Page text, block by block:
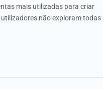
mais utilizadas para criar
não exploram todas